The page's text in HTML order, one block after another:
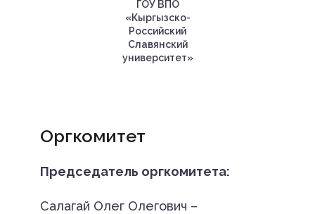
ГОУ ВПО
«Кыргызско-
Российский
Славянский
университет»
Оргкомитет
Председатель оргкомитета:
Салагай Олег Олегович –